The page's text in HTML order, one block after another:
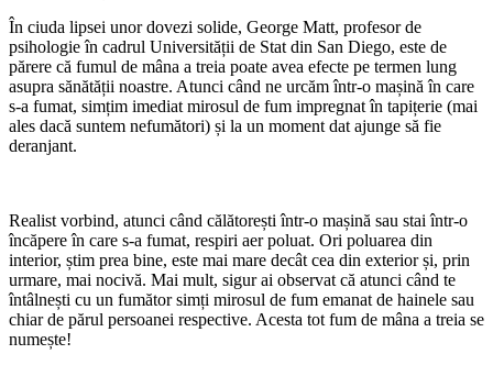
În ciuda lipsei unor dovezi solide, George Matt, profesor de
psihologie în cadrul Universității de Stat din San Diego, este de
părere că fumul de mâna a treia poate avea efecte pe termen lung
asupra sănătății noastre. Atunci când ne urcăm într-o mașină în care
s-a fumat, simțim imediat mirosul de fum impregnat în tapițerie (mai
ales dacă suntem nefumători) și la un moment dat ajunge să fie
deranjant.
Realist vorbind, atunci când călătorești într-o mașină sau stai într-o
încăpere în care s-a fumat, respiri aer poluat. Ori poluarea din
interior, știm prea bine, este mai mare decât cea din exterior și, prin
urmare, mai nocivă. Mai mult, sigur ai observat că atunci când te
întâlnești cu un fumător simți mirosul de fum emanat de hainele sau
chiar de părul persoanei respective. Acesta tot fum de mâna a treia se
numește!